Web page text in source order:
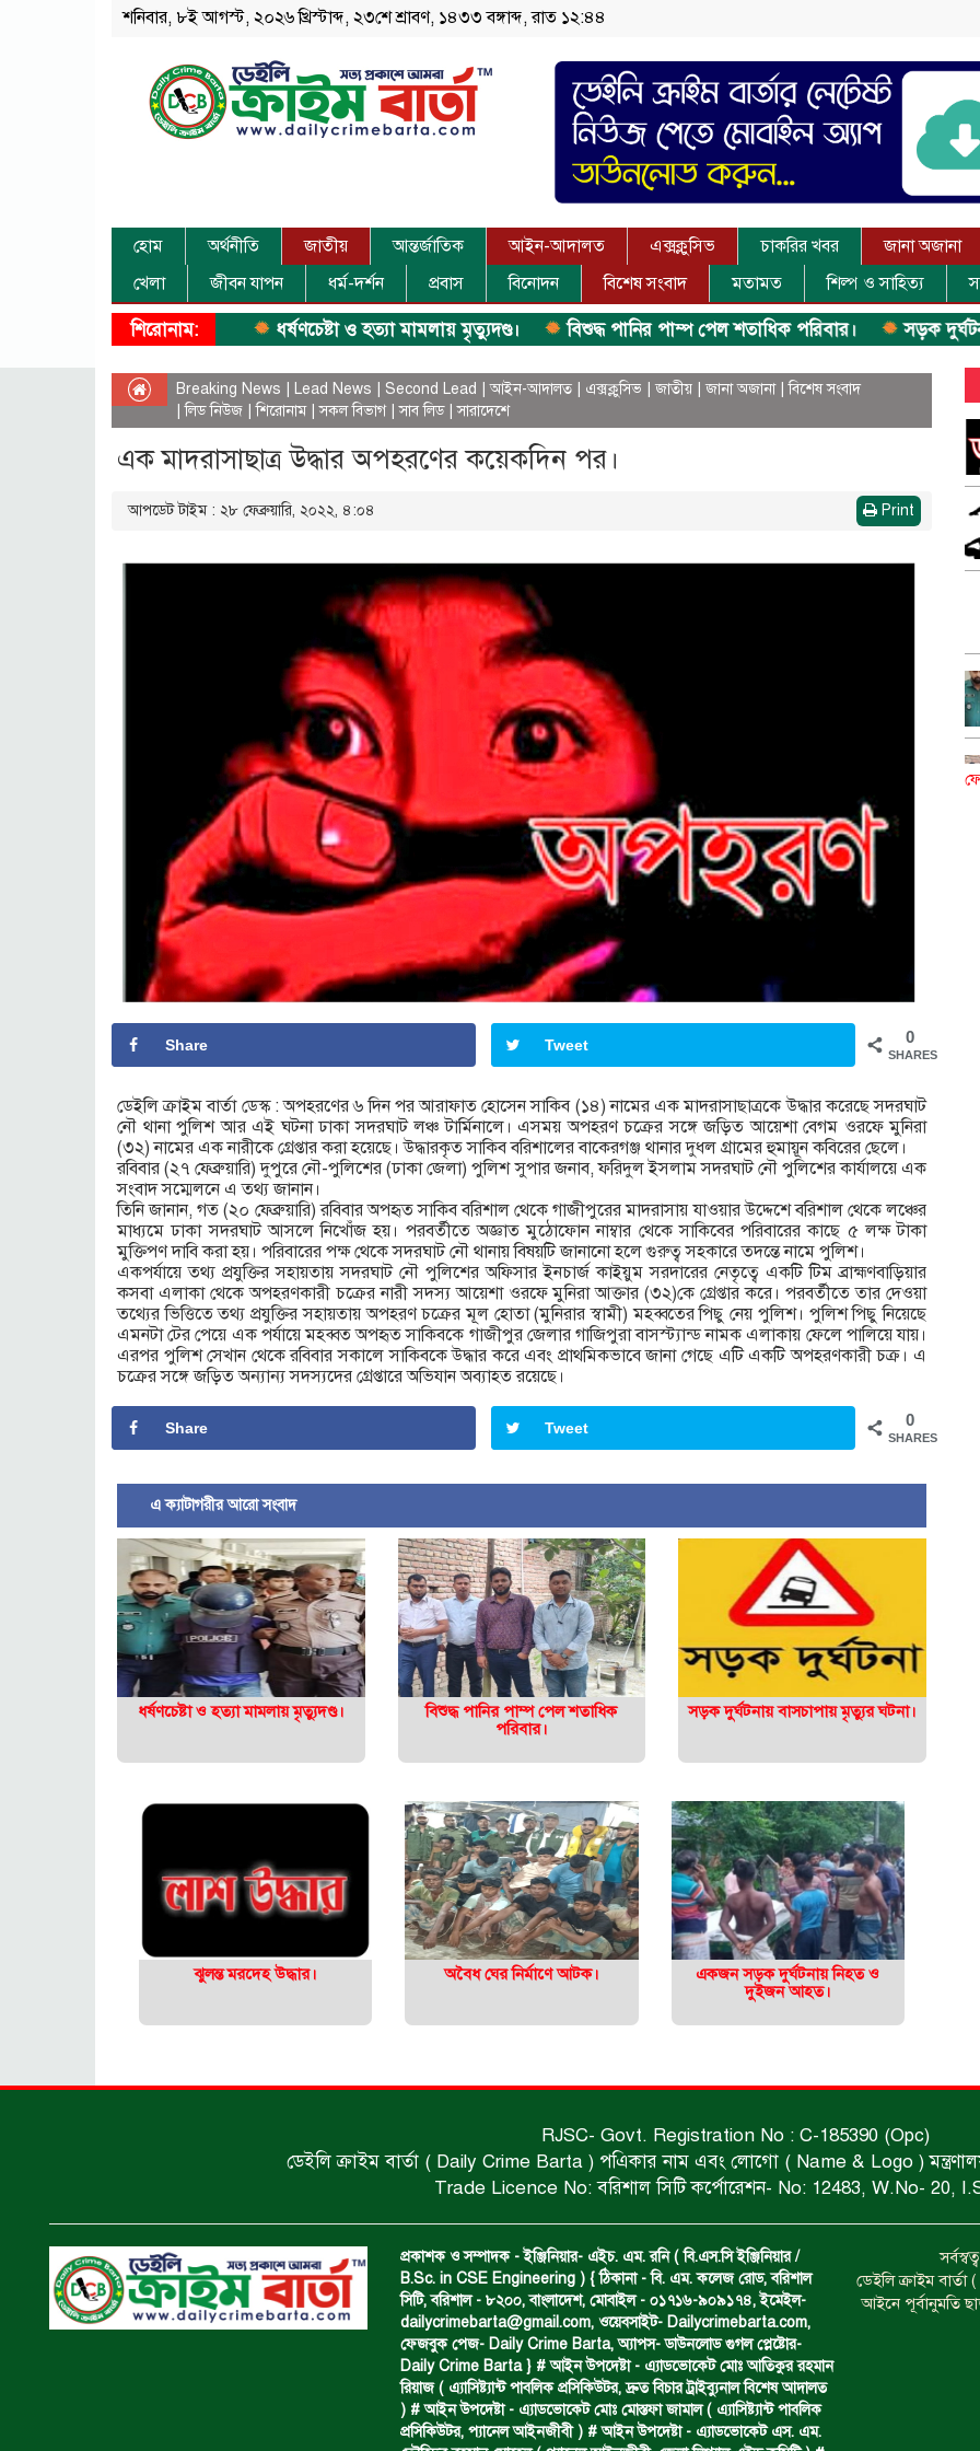
শনিবার, ৮ই আগস্ট, ২০২৬ খ্রিস্টাব্দ, ২৩শে শ্রাবণ, ১৪৩৩ বঙ্গাব্দ, রাত ১২:৪৪
হোম অর্থনীতি জাতীয় আন্তর্জাতিক আইন-আদালত এক্সক্লুসিভ চাকরির খবর জানা অজানা
খেলা
জীবন যাপন ধর্ম-দর্শন প্রবাস বিনোদন বিশেষ সংবাদ মতামত শিল্প ও সাহিত্য
শিরোনাম: ধর্ষণচেষ্টা ও হত্যা মামলায় মৃত্যুদণ্ড। বিশুদ্ধ পানির পাম্প পেল শতাধিক পরিবার। সড়ক দুর্ঘটনায়
Breaking News Lead News Second Lead |আইন-আদালত এক্সক্লুসিভ |জাতীয় |জানা অজানা|বিশেষ সংবাদ
|লিড নিউজ |শিরোনাম|সকল বিভাগ|সাব লিড|সারাদেশে
এক মাদরাসাছাত্র উদ্ধার অপহরণের কয়েকদিন পর।
আপডেট টাইম : ২৮ ফেব্রুয়ারি, ২০২২, ৪:০৪ Print
0
SHARES
Share Tweet
ডেইলি ক্রাইম বার্তা ডেস্ক : অপহরণের ৬ দিন পর আরাফাত হোসেন সাকিব (১৪) নামের এক মাদরাসাছাত্রকে উদ্ধার করেছে সদরঘাট
নৌ থানা পুলিশ আর এই ঘটনা ঢাকা সদরঘাট লঞ্চ টার্মিনালে। এসময় অপহরণ চক্রের সঙ্গে জড়িত আয়েশা বেগম ওরফে মুনিরা
(৩২) নামের এক নারীকে গ্রেপ্তার করা হয়েছে। উদ্ধারকৃত সাকিব বরিশালের বাকেরগঞ্জ থানার দুধল গ্রামের হুমায়ূন কবিরের ছেলে।
রবিবার (২৭ ফেব্রুয়ারি) দুপুরে নৌ-পুলিশের (ঢাকা জেলা) পুলিশ সুপার জনাব, ফরিদুল ইসলাম সদরঘাট নৌ পুলিশের কার্যালয়ে এক
সংবাদ সম্মেলনে এ তথ্য জানান।
তিনি জানান, গত (২০ ফেব্রুয়ারি) রবিবার অপহৃত সাকিব বরিশাল থেকে গাজীপুরের মাদরাসায় যাওয়ার উদ্দেশে বরিশাল থেকে লঞ্চের
মাধ্যমে ঢাকা সদরঘাট আসলে নিখোঁজ হয়। পরবর্তীতে অজ্ঞাত মুঠোফোন নাম্বার থেকে সাকিবের পরিবারের কাছে ৫ লক্ষ টাকা
মুক্তিপণ দাবি করা হয়। পরিবারের পক্ষ থেকে সদরঘাট নৌ থানায় বিষয়টি জানানো হলে গুরুত্ব সহকারে তদন্তে নামে পুলিশ।
একপর্যায়ে তথ্য প্রযুক্তির সহায়তায় সদরঘাট নৌ পুলিশের অফিসার ইনচার্জ কাইয়ুম সরদারের নেতৃত্বে একটি টিম ব্রাহ্মণবাড়িয়ার
কসবা এলাকা থেকে অপহরণকারী চক্রের নারী সদস্য আয়েশা ওরফে মুনিরা আক্তার (৩২)কে গ্রেপ্তার করে। পরবর্তীতে তার দেওয়া
তথ্যের ভিত্তিতে তথ্য প্রযুক্তির সহায়তায় অপহরণ চক্রের মূল হোতা (মুনিরার স্বামী) মহব্বতের পিছু নেয় পুলিশ। পুলিশ পিছু নিয়েছে
এমনটা টের পেয়ে এক পর্যায়ে মহব্বত অপহৃত সাকিবকে গাজীপুর জেলার গাজিপুরা বাসস্ট্যান্ড নামক এলাকায় ফেলে পালিয়ে যায়।
এরপর পুলিশ সেখান থেকে রবিবার সকালে সাকিবকে উদ্ধার করে এবং প্রাথমিকভাবে জানা গেছে এটি একটি অপহরণকারী চক্র। এ
চক্রের সঙ্গে জড়িত অন্যান্য সদস্যদের গ্রেপ্তারে অভিযান অব্যাহত রয়েছে।
0
SHARES
Share Tweet
এ ক্যাটাগরীর আরো সংবাদ
ধর্ষণচেষ্টা ও হত্যা মামলায় মৃত্যুদণ্ড।
বিশুদ্ধ পানির পাম্প পেল শতাধিক
পরিবার।
সড়ক দুর্ঘটনায় বাসচাপায় মৃত্যুর ঘটনা।
ঝুলন্ত মরদেহ উদ্ধার। অবৈধ ঘের নির্মাণে আটক।
একজন সড়ক দুর্ঘটনায় নিহত ও
দুইজন আহত।
RJSC- Govt. Registration No : C-185390 (Opc)
ডেইলি ক্রাইম বার্তা ( Daily Crime Barta ) পএিকার নাম এবং লোগো ( Name & Logo ) মন্ত্রণালয়
Trade Licence No: বরিশাল সিটি কর্পোরেশন- No: 12483, W.No- 20,
প্রকাশক ও সম্পাদক - ইঞ্জিনিয়ার- এইচ. এম. রনি ( বি.এস.সি ইঞ্জিনিয়ার /
B.Sc. in CSE Engineering ) { ঠিকানা - বি. এম. কলেজ রোড, বরিশাল
সিটি, বরিশাল - ৮২০০, বাংলাদেশ, মোবাইল - ০১৭১৬-৯০৯১৭৪, ইমেইল-
dailycrimebarta@gmail.com, ওয়েবসাইট- Dailycrimebarta.com,
ফেজবুক পেজ- Daily Crime Barta, অ‍্যাপস- ডাউনলোড গুগল প্লেষ্টোর-
Daily Crime Barta } # আইন উপদেষ্টা - এ্যাডভোকেট মোঃ আতিকুর রহমান
রিয়াজ ( এ‍্যাসিষ্ট‍্যান্ট পাবলিক প্রসিকিউটর, দ্রুত বিচার ট্রাইব্যুনাল বিশেষ আদালত
) # আইন উপদেষ্টা - এ্যাডভোকেট মোঃ মোস্তফা জামাল ( এ‍্যাসিষ্ট‍্যান্ট পাবলিক
প্রসিকিউটর, প‍্যানেল আইনজীবী ) # আইন উপদেষ্টা - এ্যাডভোকেট এস. এম.
ডেইলি ক্রাইম
আইনে পূর্বানুমতি